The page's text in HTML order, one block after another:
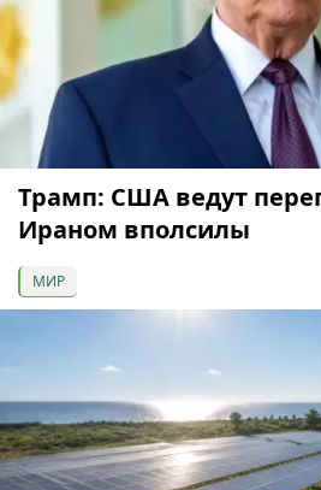
Трамп: США ведут
Ираном вполсилы
МИР